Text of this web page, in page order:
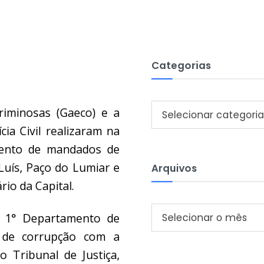
(Gaeco) e a
Civil realizaram na
de mandados de
Paço do Lumiar e
da Capital.
Departamento de
corrupção com a
Tribunal de Justiça,
Categorias
Categorias
Selecionar categoria
Arquivos
Arquivos
Selecionar o mês